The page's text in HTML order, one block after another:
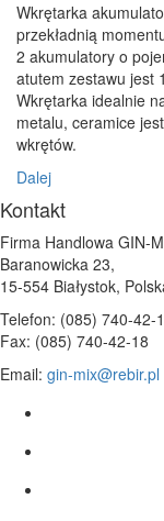
Wkrętarka
przekładnią
2 akumulatory o
atutem zestawu jest
Wkrętarka idealnie
metalu, ceramice
wkrętów.
Dalej
Kontakt
Firma Handlowa GIN-
Baranowicka 23,
15-554 Białystok,
Telefon: (085) 740-42-
Fax: (085) 740-42-18
Email: gin-mix@rebir.pl